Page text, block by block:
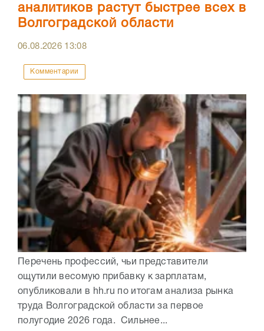
аналитиков растут быстрее всех в
Волгоградской области
06.08.2026 13:08
Комментарии
Перечень профессий, чьи представители
ощутили весомую прибавку к зарплатам,
опубликовали в hh.ru по итогам анализа рынка
труда Волгоградской области за первое
полугодие 2026 года. Сильнее...